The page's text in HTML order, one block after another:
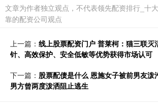
文章为作者独立观点，不代表领先配资排行_十
靠的配资公司观点
上一篇： 线上股票配资门户 普莱柯：猫三联灭
针、高效保护、安全低敏等优势获得市场认可
下一篇： 股票配债是什么 恩施女子被前男友泼
男方曾两度泼洒阻止逃生